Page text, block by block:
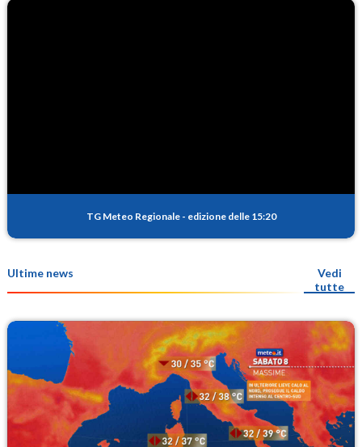
TG Meteo Regionale - edizione delle 15:20
Ultime news
Vedi
tutte